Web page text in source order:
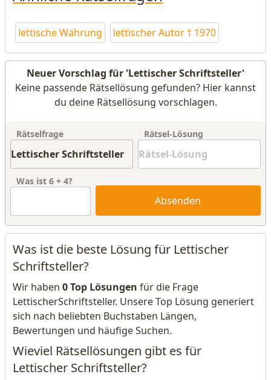
lettische Währung lettischer Autor † 1970
Neuer Vorschlag für 'Lettischer Schriftsteller'
Keine passende Rätsellösung gefunden? Hier kannst
du deine Rätsellösung vorschlagen.
Rätselfrage Rätsel-Lösung
Was ist 6 + 4?
Absenden
Was ist die beste Lösung für Lettischer
Schriftsteller?
Wir haben 0 Top Lösungen für die Frage
LettischerSchriftsteller. Unsere Top Lösung generiert
sich nach beliebten Buchstaben Längen,
Bewertungen und häufige Suchen.
Wieviel Rätsellösungen gibt es für
Lettischer Schriftsteller?